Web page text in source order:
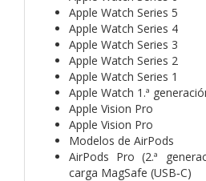
Apple Watch Series 5
Apple Watch Series 4
Apple Watch Series 3
Apple Watch Series 2
Apple Watch Series 1
Apple Watch 1.ª
Apple Vision Pro
Apple Vision Pro
Modelos de AirPods
AirPods Pro (2.ª
carga MagSafe (USB‑C)